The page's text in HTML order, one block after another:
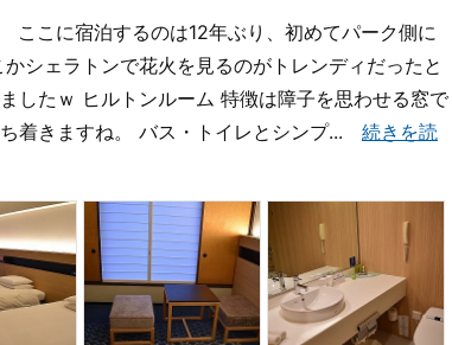
ここに宿泊するのは12年ぶり、初めてパーク側に
シェラトンで花火を見るのがトレンディだったと
したｗ ヒルトンルーム 特徴は障子を思わせる窓で
着きますね。 バス・トイレとシンプ... 続きを読